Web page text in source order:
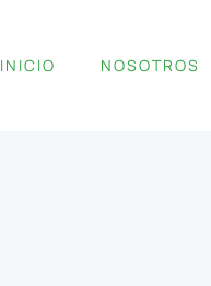
INICIO NOSOTROS